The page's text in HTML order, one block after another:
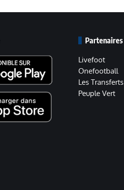
Partenaires
Livefoot
Onefootball
Les Transferts
Peuple Vert